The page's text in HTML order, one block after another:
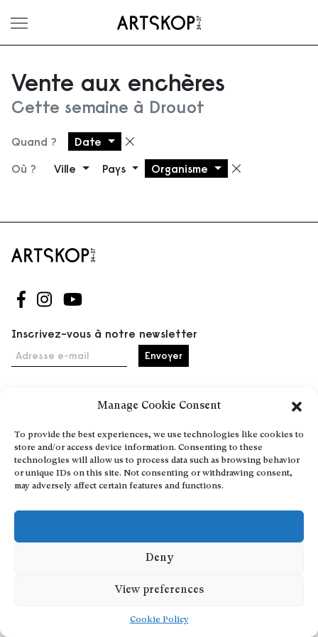
Manage Cookie Consent
To provide the best experiences, we use technologies like cookies to
store and/or access device information. Consenting to these
technologies will allow us to process data such as browsing behavior
or unique IDs on this site. Not consenting or withdrawing consent,
may adversely affect certain features and functions.
Deny
View preferences
Cookie Policy
Ouvrir le menu
Vente aux enchères
Cette semaine à Drouot
Quand ? Date Supprimer le filtre
Où ? Ville Pays Organisme
Suivez-nous sur Facebook
Suivez-nous sur Instagram
Suivez-nous sur Youtube
Inscrivez-vous à notre newsletter
Adresse e-mail
Événements
À propos
Partenaires
Conditions générales
Confidentialité et cookies
Communiquer votre événement